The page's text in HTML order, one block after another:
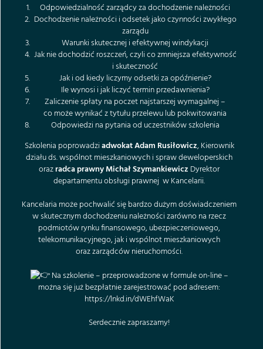
Odpowiedzialność zarządcy za dochodzenie należności
Dochodzenie należności i odsetek jako czynności zwykłego
zarządu
Warunki skutecznej i efektywnej windykacji
Jak nie dochodzić roszczeń, czyli co zmniejsza efektywność
i skuteczność
Jak i od kiedy liczymy odsetki za opóźnienie?
Ile wynosi i jak liczyć termin przedawnienia?
Zaliczenie spłaty na poczet najstarszej wymagalnej –
co może wynikać z tytułu przelewu lub pokwitowania
Odpowiedzi na pytania od uczestników szkolenia
Szkolenia poprowadziadwokat Adam Rusiłowicz, Kierownik
działu ds. wspólnot mieszkaniowych i spraw deweloperskich
orazradca prawny Michał Szymankiewicz Dyrektor
departamentu obsługi prawnej w Kancelarii.
Kancelaria może pochwalić się bardzo dużym doświadczeniem
w skutecznym dochodzeniu należności zarówno na rzecz
podmiotów rynku finansowego, ubezpieczeniowego,
telekomunikacyjnego, jak i wspólnot mieszkaniowych
oraz zarządców nieruchomości.
Na szkolenie – przeprowadzone w formule on-line –
można się już bezpłatnie zarejestrować pod adresem:
https://lnkd.in/dWEhfWaK
Serdecznie zapraszamy!